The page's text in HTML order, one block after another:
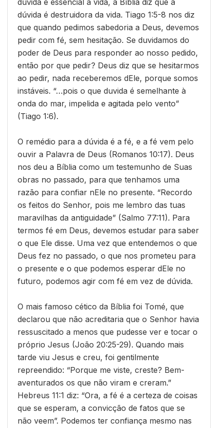
dúvida é essencial à vida, a Bíblia diz que a
dúvida é destruidora da vida. Tiago 1:5-8 nos diz
que quando pedimos sabedoria a Deus, devemos
pedir com fé, sem hesitação. Se duvidamos do
poder de Deus para responder ao nosso pedido,
então por que pedir? Deus diz que se hesitarmos
ao pedir, nada receberemos dEle, porque somos
instáveis. “…pois o que duvida é semelhante à
onda do mar, impelida e agitada pelo vento”
(Tiago 1:6).
O remédio para a dúvida é a fé, e a fé vem pelo
ouvir a Palavra de Deus (Romanos 10:17). Deus
nos deu a Bíblia como um testemunho de Suas
obras no passado, para que tenhamos uma
razão para confiar nEle no presente. “Recordo
os feitos do Senhor, pois me lembro das tuas
maravilhas da antiguidade” (Salmo 77:11). Para
termos fé em Deus, devemos estudar para saber
o que Ele disse. Uma vez que entendemos o que
Deus fez no passado, o que nos prometeu para
o presente e o que podemos esperar dEle no
futuro, podemos agir com fé em vez de dúvida.
O mais famoso cético da Bíblia foi Tomé, que
declarou que não acreditaria que o Senhor havia
ressuscitado a menos que pudesse ver e tocar o
próprio Jesus (João 20:25-29). Quando mais
tarde viu Jesus e creu, foi gentilmente
repreendido: “Porque me viste, creste? Bem-
aventurados os que não viram e creram.”
Hebreus 11:1 diz: “Ora, a fé é a certeza de coisas
que se esperam, a convicção de fatos que se
não veem”. Podemos ter confiança mesmo nas